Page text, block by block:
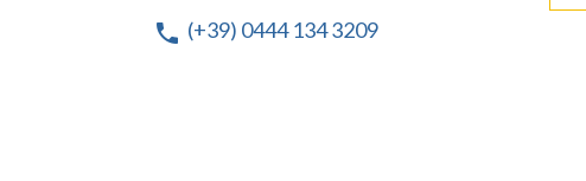
phone (+39) 0444 134 3209